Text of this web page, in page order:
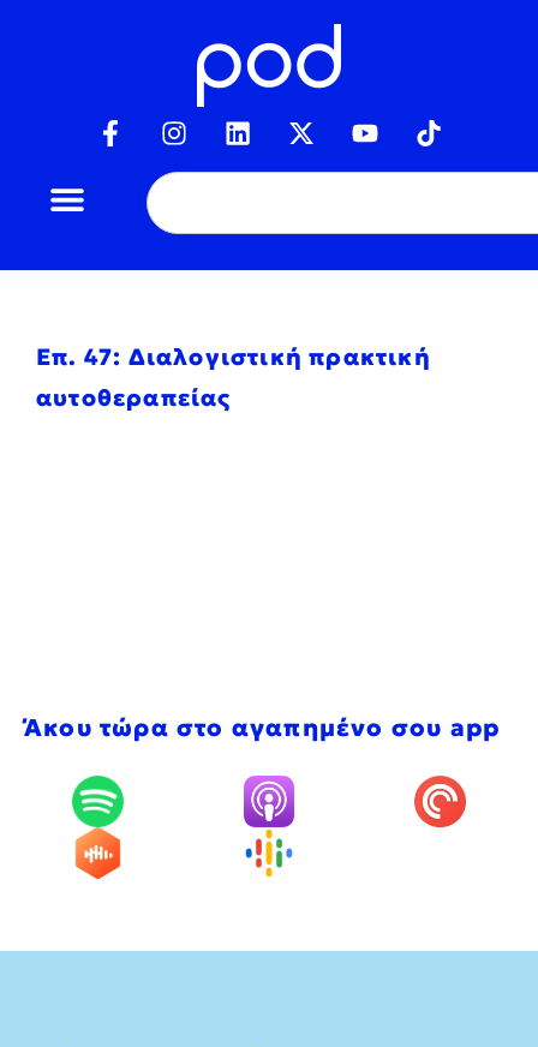
Επ. 47: Διαλογιστική πρακτική
αυτοθεραπείας
Άκου τώρα στο αγαπημένο σου app